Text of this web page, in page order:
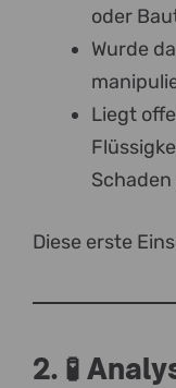
oder
Wurde
Liegt
Schaden
Diese erste
2. 🧪